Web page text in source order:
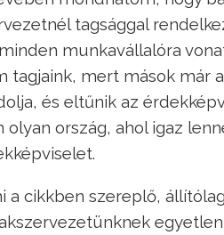
tagsággal
munkavállalóra
tagjaink, mert mások már
és eltűnik az
olyan ország, ahol igaz
a cikkben szereplő,